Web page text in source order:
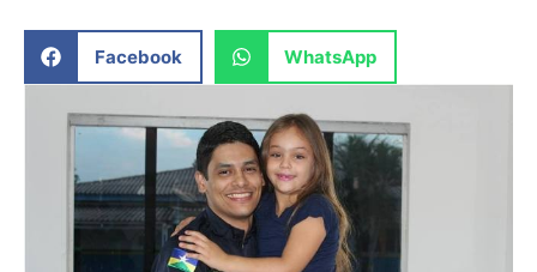
Facebook WhatsApp